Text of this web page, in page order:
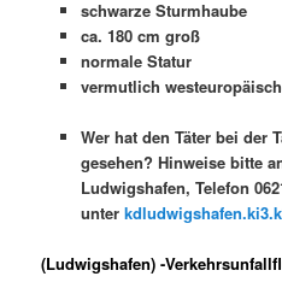
schwarze Sturmhaube
ca. 180 cm groß
normale Statur
vermutlich
Wer hat den Täter bei der
gesehen? Hinweise bitte
Ludwigshafen, Telefon
unter
(Ludwigshafen) -